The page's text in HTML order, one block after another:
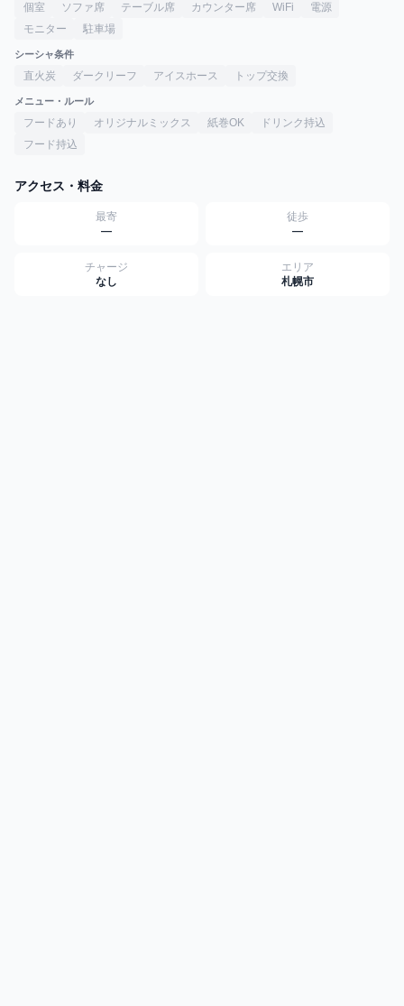
個室 ソファ席 テーブル席 カウンター席 WiFi
電源
モニター
駐車場
シーシャ条件
直火炭 ダークリーフ アイスホース トップ交換
メニュー・ルール
フードあり オリジナルミックス 紙巻OK
ドリンク持込
フード持込
アクセス・料金
最寄
—
徒歩
—
チャージ
なし
エリア
札幌市